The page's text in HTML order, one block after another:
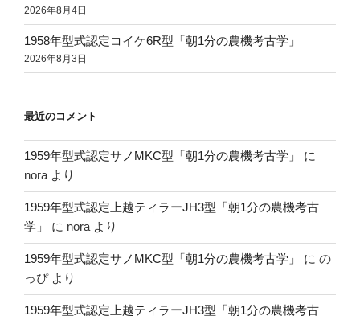
2026年8月4日
1958年型式認定コイケ6R型「朝1分の農機考古学」
2026年8月3日
最近のコメント
1959年型式認定サノMKC型「朝1分の農機考古学」
に
nora より
1959年型式認定上越ティラーJH3型「朝1分の農機考古
学」
に nora より
1959年型式認定サノMKC型「朝1分の農機考古学」 に の
っぴより
1959年型式認定上越ティラーJH3型「朝1分の農機考古